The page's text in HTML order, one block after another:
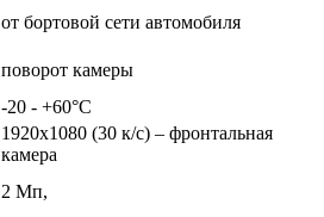
от бортовой сети автомобиля
поворот камеры
-20 - +60°C
1920x1080 (30 к/с) – фронтальная
камера
2 Мп,